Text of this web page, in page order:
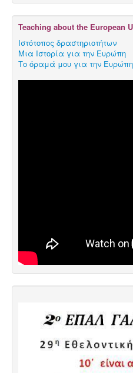
Teaching about the European
Ιστότοπος δραστηριοτήτων
Μια Ιστορία για την Ευρώπη
Το όραμά μου για την Ευρώπη